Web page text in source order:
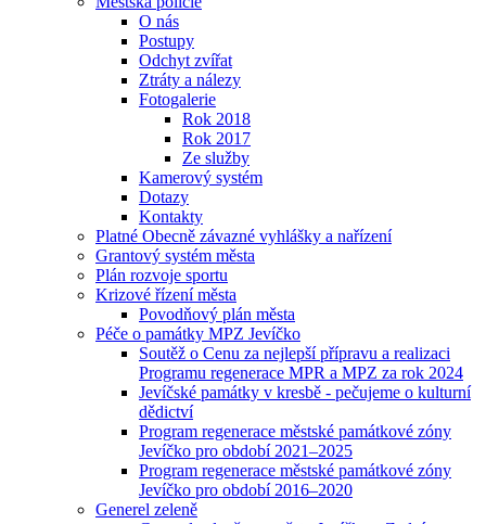
O nás
Postupy
Odchyt zvířat
Ztráty a nálezy
Fotogalerie
Rok 2018
Rok 2017
Ze služby
Kamerový systém
Dotazy
Kontakty
Platné Obecně závazné vyhlášky a nařízení
Grantový systém města
Plán rozvoje sportu
Krizové řízení města
Povodňový plán města
Péče o památky MPZ Jevíčko
Soutěž o Cenu za nejlepší přípravu a realizaci
Programu regenerace MPR a MPZ za rok 2024
Jevíčské památky v kresbě - pečujeme o kulturní
dědictví
Program regenerace městské památkové zóny
Jevíčko pro období 2021–2025
Program regenerace městské památkové zóny
Jevíčko pro období 2016–2020
Generel zeleně